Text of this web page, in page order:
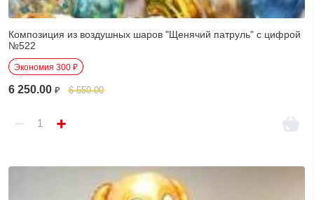
Композиция из воздушных шаров "Щенячий патруль" с цифрой
№522
Экономия 300 ₽
6 250.00 ₽ 6 550.00